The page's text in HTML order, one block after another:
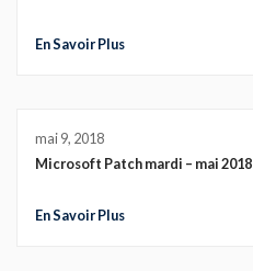
En Savoir Plus
mai 9, 2018
Microsoft Patch mardi – mai 2018
En Savoir Plus